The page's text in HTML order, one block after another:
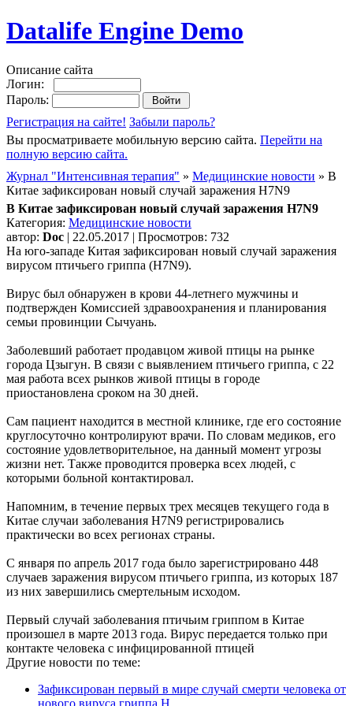
Datalife Engine Demo
Описание сайта
Логин:
Пароль:
Регистрация на сайте! Забыли пароль?
Вы просматриваете мобильную версию сайта. Перейти на
полную версию сайта.
Журнал "Интенсивная терапия" » Медицинские новости » В
Китае зафиксирован новый случай заражения H7N9
В Китае зафиксирован новый случай заражения H7N9
Категория: Медицинские новости
автор: Doc | 22.05.2017 | Просмотров: 732
На юго-западе Китая зафиксирован новый случай заражения
вирусом птичьего гриппа (H7N9).
Вирус был обнаружен в крови 44-летнего мужчины и
подтвержден Комиссией здравоохранения и планирования
семьи провинции Сычуань.
Заболевший работает продавцом живой птицы на рынке
города Цзыгун. В связи с выявлением птичьего гриппа, с 22
мая работа всех рынков живой птицы в городе
приостановлена сроком на 30 дней.
Сам пациент находится в местной клинике, где его состояние
круглосуточно контролируют врачи. По словам медиков, его
состояние удовлетворительное, на данный момент угрозы
жизни нет. Также проводится проверка всех людей, с
которыми больной контактировал.
Напомним, в течение первых трех месяцев текущего года в
Китае случаи заболевания H7N9 регистрировались
практически во всех регионах страны.
С января по апрель 2017 года было зарегистрировано 448
случаев заражения вирусом птичьего гриппа, из которых 187
из них завершились смертельным исходом.
Первый случай заболевания птичьим гриппом в Китае
произошел в марте 2013 года. Вирус передается только при
контакте человека с инфицированной птицей
Другие новости по теме:
Зафиксирован первый в мире случай смерти человека от
нового вируса гриппа H ...